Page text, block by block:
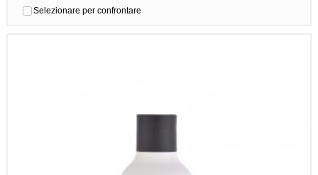
Selezionare per confrontare